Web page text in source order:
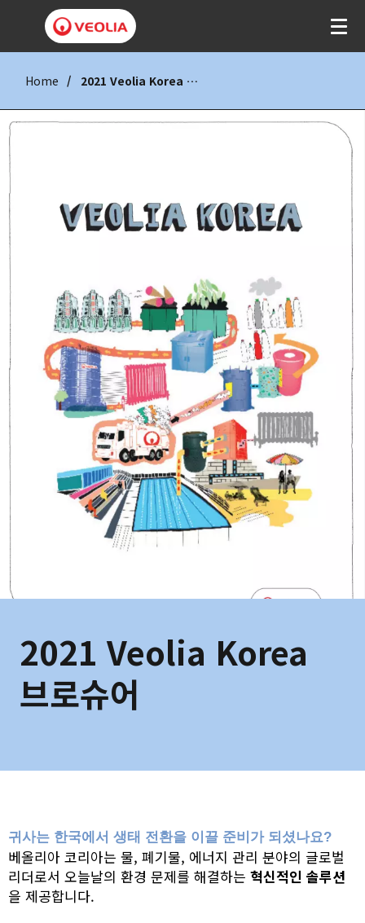
Home 2021 Veolia Korea 브로슈어
2021 Veolia Korea
브로슈어
귀사는 한국에서 생태 전환을 이끌 준비가 되셨나요?
베올리아 코리아는 물, 폐기물, 에너지 관리 분야의 글로벌
리더로서 오늘날의 환경 문제를 해결하는 혁신적인 솔루션
을 제공합니다.